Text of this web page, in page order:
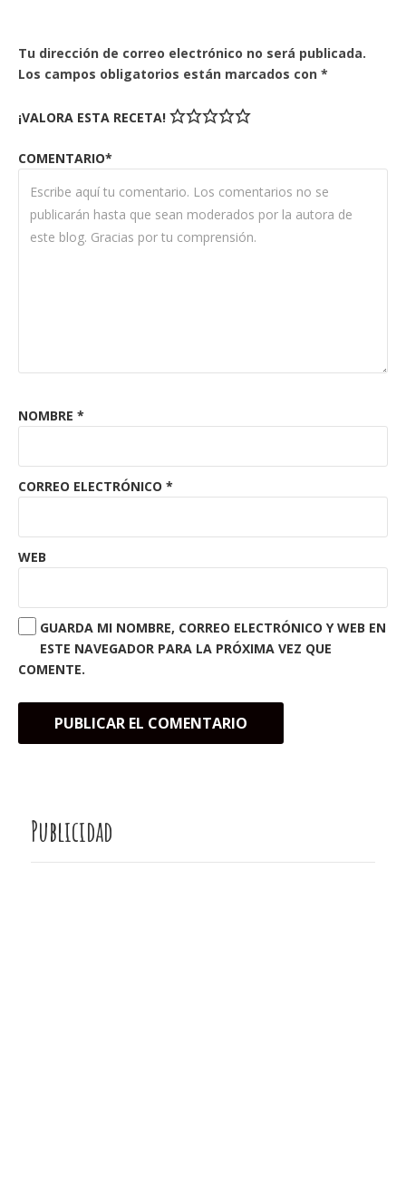
Tu dirección de correo electrónico no será publicada.
Los campos obligatorios están marcados con *
¡VALORA ESTA RECETA!
COMENTARIO*
NOMBRE *
CORREO ELECTRÓNICO *
WEB
GUARDA MI NOMBRE, CORREO ELECTRÓNICO Y WEB EN
ESTE NAVEGADOR PARA LA PRÓXIMA VEZ QUE
COMENTE.
Publicidad